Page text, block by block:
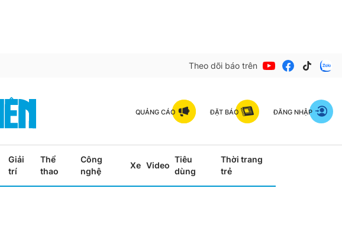
Theo dõi báo trên
QUẢNG CÁO ĐẶT BÁO ĐĂNG NHẬP
Giải
trí
Thể
thao
Công
nghệ
Xe Video
Tiêu
dùng
Thời trang
trẻ